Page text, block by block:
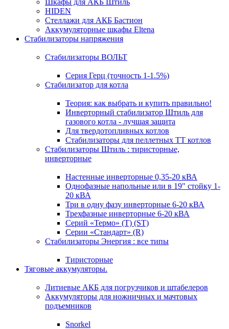
Шкафы для АКБ Штиль
HIDEN
Стеллажи для АКБ Бастион
Аккумуляторные шкафы Eltena
Стабилизаторы напряжения
Стабилизаторы ВОЛЬТ
Серия Герц (точность 1-1.5%)
Стабилизатор для котла
Теория: как выбрать и купить правильно!
Инверторный стабилизатор Штиль для
газового котла - лучшая защита
Для твердотопливных котлов
Стабилизаторы для пеллетных ТТ котлов
Стабилизаторы Штиль : тиристорные,
инверторные
Настенные инверторные 0,35-20 кВА
Однофазные напольные или в 19" стойку 1-
20 кВА
Три в одну фазу инверторные 6-20 кВА
Трехфазные инверторные 6-20 кВА
Серий «Термо» (T) (ST)
Серии «Стандарт» (R)
Стабилизаторы Энергия : все типы
Тиристорные
Тяговые аккумуляторы.
Литиевые АКБ для погрузчиков и штабелеров
Аккумуляторы для ножничных и мачтовых
подъемников
Snorkel